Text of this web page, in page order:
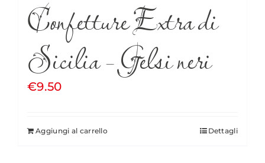
Confetture Extra di
Sicilia – Gelsi neri
€9.50
Aggiungi al carrello Dettagli